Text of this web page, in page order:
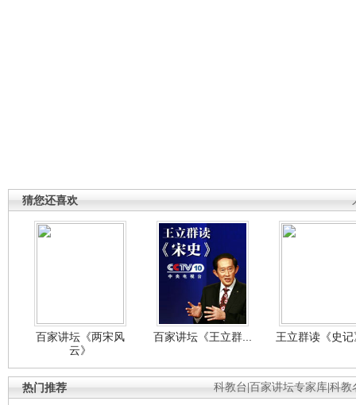
猜您还喜欢
百家讲坛《两宋风
云》
百家讲坛《王立群... 王立群读《史
科教台 百家讲坛专家库 科教
热门推荐